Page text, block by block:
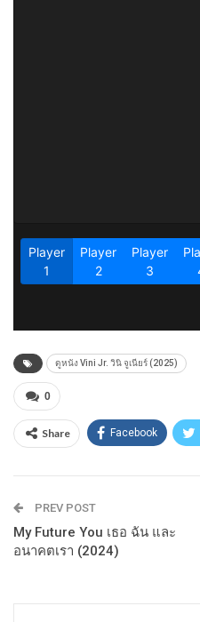
ดูหนัง Vini Jr. วินิ จูเนียร์ (2025)
0
Share Facebook
PREV POST
My Future You เธอ ฉัน และ
อนาคตเรา (2024)